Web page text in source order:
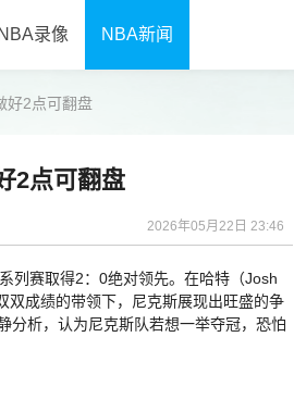
NBA录像 NBA新闻
好2点可翻盘
2点可翻盘
2026年05月22日 23:46
赛取得2：0绝对领先。在哈特（Josh
双成绩的带领下，尼克斯展现出旺盛的争
分析，认为尼克斯队若想一举夺冠，恐怕